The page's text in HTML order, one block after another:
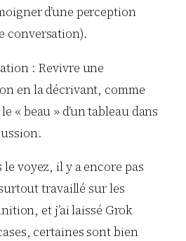
d’une perception
conversation).
: Revivre une
en la décrivant, comme
« beau » d’un tableau dans
voyez, il y a encore pas
travaillé sur les
et j’ai laissé Grok
certaines sont bien